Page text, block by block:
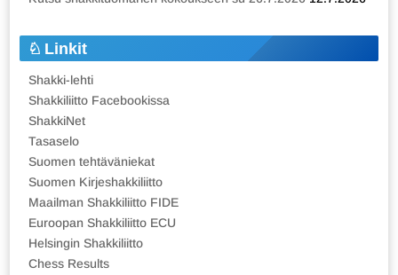
Linkit
Shakki-lehti
Shakkiliitto Facebookissa
ShakkiNet
Tasaselo
Suomen tehtäväniekat
Suomen Kirjeshakkiliitto
Maailman Shakkiliitto FIDE
Euroopan Shakkiliitto ECU
Helsingin Shakkiliitto
Chess Results